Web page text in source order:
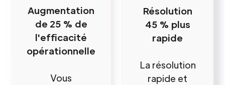
Augmentation
de 25 % de
l'efficacité
opérationnelle
Vous
Résolution
45 % plus
rapide
La résolution
rapide et